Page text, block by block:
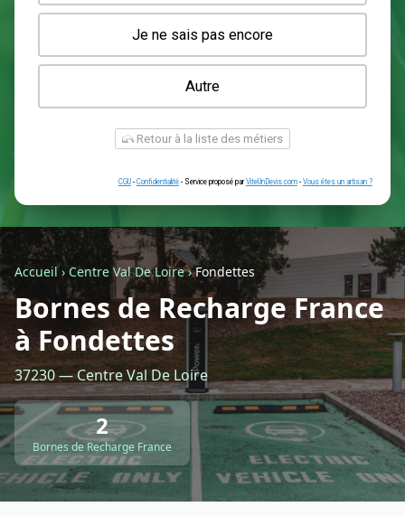
Une wallbox en monophasé (7kW)
Une prise renforcée (type greenup)
Une simple prise
Je ne sais pas encore
Autre
Retour à la liste des métiers
CGU-Confidentialité- Service proposé parViteUnDevis.com-Vous
Accueil› Centre Val De Loire›Fondettes
Bornes de Recharge France
à Fondettes
37230 — Centre Val De Loire
2
Bornes de Recharge France